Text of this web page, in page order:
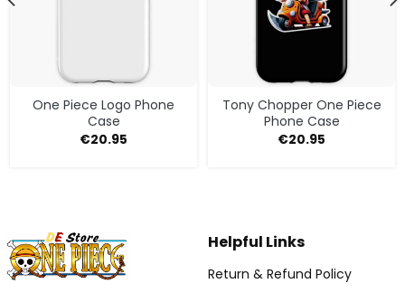
One Piece Logo Phone
Case
€20.95
Tony Chopper One Piece
Phone Case
€20.95
Helpful Links
Return & Refund Policy